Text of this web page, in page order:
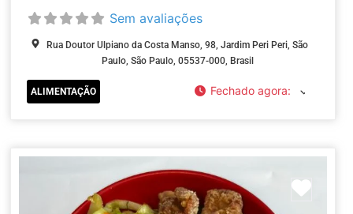
Sem avaliações
Rua Doutor Ulpiano da Costa Manso, 98, Jardim Peri Peri, São
Paulo, São Paulo, 05537-000, Brasil
ALIMENTAÇÃO Fechado agora:
como Favorito